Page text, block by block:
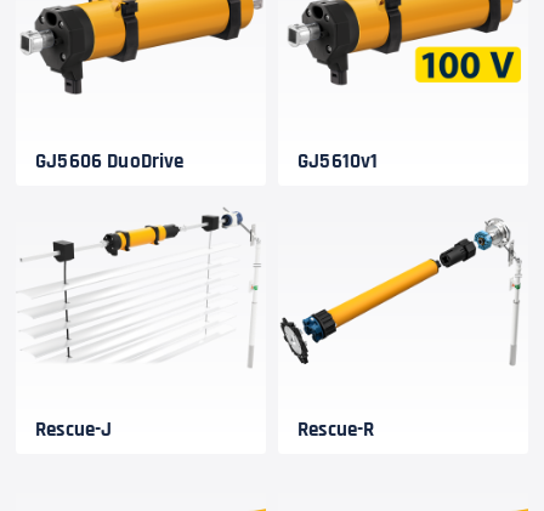
GJ5606 DuoDrive GJ5610v1
Rescue-J Rescue-R